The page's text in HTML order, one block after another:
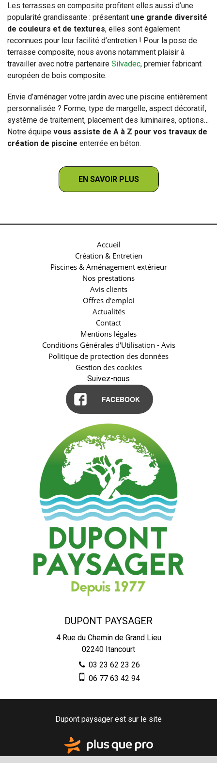
Les terrasses en composite profitent elles aussi d’une
popularité grandissante : présentant une grande diversité
de couleurs et de textures, elles sont également
reconnues pour leur facilité d’entretien ! Pour la pose de
terrasse composite, nous avons notamment plaisir à
travailler avec notre partenaire Silvadec, premier fabricant
européen de bois composite.
Envie d’aménager votre jardin avec une piscine entièrement
personnalisée ? Forme, type de margelle, aspect décoratif,
système de traitement, placement des luminaires, options…
Notre équipe vous assiste de A à Z pour vos travaux de
création de piscine enterrée en béton.
EN SAVOIR PLUS
Accueil
Création & Entretien
Piscines & Aménagement extérieur
Nos prestations
Avis clients
Offres d'emploi
Actualités
Contact
Mentions légales
Conditions Générales d'Utilisation - Avis
Politique de protection des données
Gestion des cookies
Suivez-nous
FACEBOOK
DUPONT PAYSAGER
4 Rue du Chemin de Grand Lieu
02240 Itancourt
03 23 62 23 26
06 77 63 42 94
Dupont paysager est sur le site